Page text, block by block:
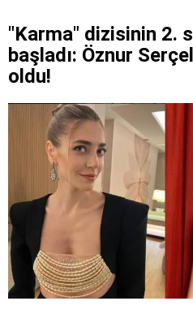
"Karma" dizisinin 2.
başladı: Öznur
oldu!